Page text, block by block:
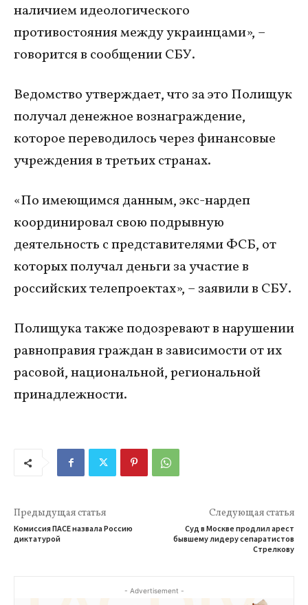
наличием идеологического
противостояния между украинцами», –
говорится в сообщении СБУ.
Ведомство утверждает, что за это Полищук
получал денежное вознаграждение,
которое переводилось через финансовые
учреждения в третьих странах.
«По имеющимся данным, экс-нардеп
координировал свою подрывную
деятельность с представителями ФСБ, от
которых получал деньги за участие в
российских телепроектах», – заявили в СБУ.
Полищука также подозревают в нарушении
равноправия граждан в зависимости от их
расовой, национальной, региональной
принадлежности.
Предыдущая статья
Комиссия ПАСЕ назвала Россию
диктатурой
Следующая статья
Суд в Москве продлил арест
бывшему лидеру сепаратистов
Стрелкову
- Advertisement -